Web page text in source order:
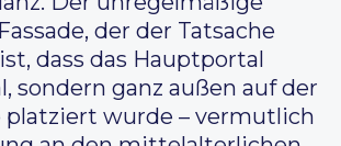
der der Tatsache
dass das Hauptportal
sondern ganz außen auf der
platziert wurde – vermutlich